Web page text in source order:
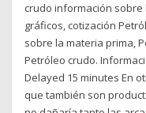
crudo información
gráficos, cotización
sobre la materia prima,
Petróleo crudo.
Delayed 15 minutes En
que también son